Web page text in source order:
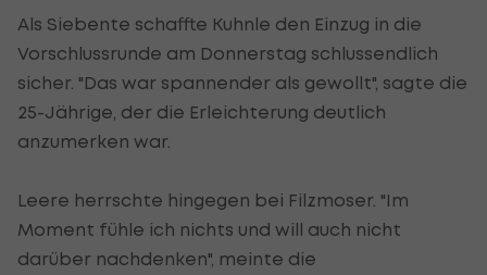
Als Siebente schaffte Kuhnle den Einzug in die
Vorschlussrunde am Donnerstag schlussendlich
sicher. "Das war spannender als gewollt", sagte die
25-Jährige, der die Erleichterung deutlich
anzumerken war.
Leere herrschte hingegen bei Filzmoser. "Im
Moment fühle ich nichts und will auch nicht
darüber nachdenken", meinte die